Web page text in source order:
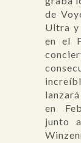
de
Ultra y
en el
en
junto